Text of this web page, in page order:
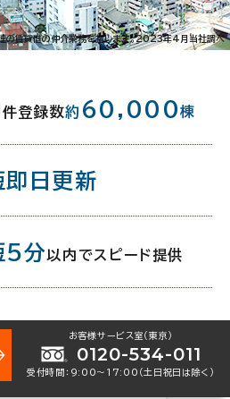
イン) 東1
ン) 西1口
の賃貸借の仲介業務を指します。2023年4月当社調べ
件登録数約 60,000棟
即日更新
5分 以内でスピード提供
お客様サービス室（東京）
0120-534-011
受付時間：9:00〜17:00（土日祝日は除く）